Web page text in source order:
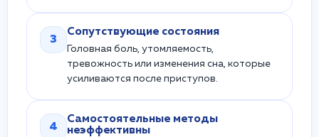
3
Сопутствующие состояния
Головная боль, утомляемость,
тревожность или изменения сна, которые
усиливаются после приступов.
4
Самостоятельные методы
неэффективны